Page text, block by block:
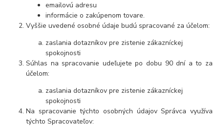
emailovú adresu
informácie o zakúpenom tovare.
Vyššie uvedené osobné údaje budú spracované za účelom:
zaslania dotazníkov pre zistenie zákazníckej
spokojnosti
Súhlas na spracovanie udeľujete po dobu 90 dní a to za
účelom:
zaslania dotazníkov pre zistenie zákazníckej
spokojnosti
Na spracovanie týchto osobných údajov Správca využíva
týchto Spracovateľov: